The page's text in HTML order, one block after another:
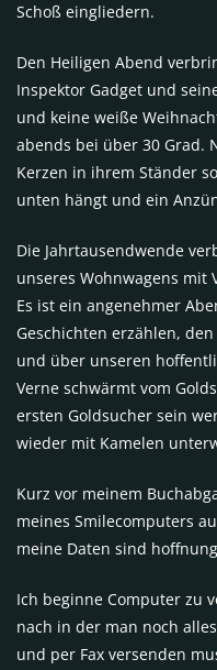
Schoß eingliedern.
Den Heiligen Abend
Inspektor Gadget und
und keine weiße
abends bei über 30 Grad.
Kerzen in ihrem Ständer
unten hängt und ein
Die Jahrtausendwende
unseres Wohnwagens mit
Es ist ein angenehmer
Geschichten erzählen,
und über unseren
Verne schwärmt vom
ersten Goldsucher sein
wieder mit Kamelen
Kurz vor meinem
meines Smilecomputers
meine Daten sind
Ich beginne Computer zu
nach in der man noch
und per Fax versenden